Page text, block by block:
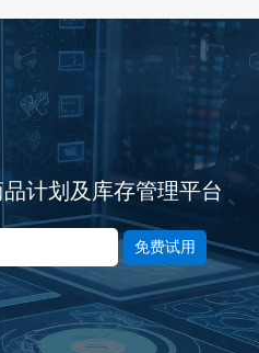
计划及库存管理平台
免费试用